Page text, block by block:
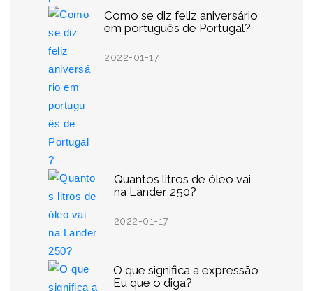
Como se diz feliz aniversário
em português de Portugal?
2022-01-17
Quantos litros de óleo vai
na Lander 250?
2022-01-17
O que significa a expressão
Eu que o diga?